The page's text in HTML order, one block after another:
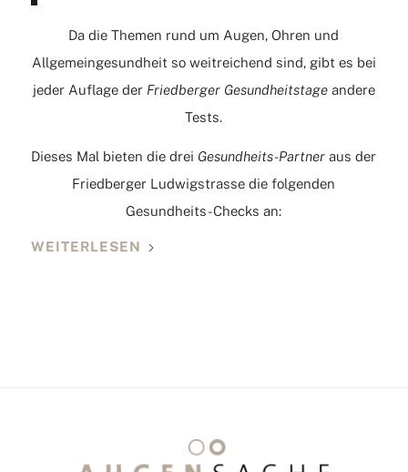
Da die Themen rund um Augen, Ohren und
Allgemeingesundheit so weitreichend sind, gibt es bei
jeder Auflage der Friedberger Gesundheitstageandere
Tests.
Dieses Mal bieten die drei Gesundheits-Partner aus der
Friedberger Ludwigstrasse die folgenden
Gesundheits-Checks an:
WEITERLESEN